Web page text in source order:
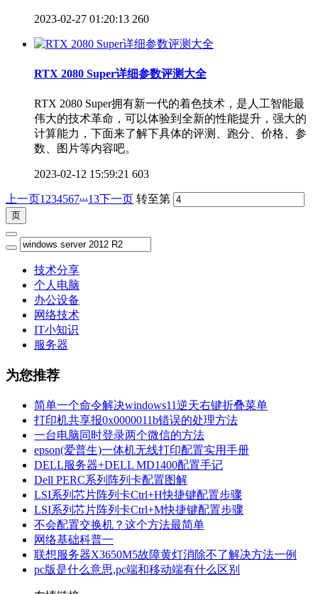
2023-02-27 01:20:13 260
RTX 2080 Super详细参数评测大全
RTX 2080 Super拥有新一代的着色技术，是人工智能最
伟大的技术革命，可以体验到全新的性能提升，强大的
计算能力，下面来了解下具体的评测、跑分、价格、参
数、图片等内容吧。
2023-02-12 15:59:21 603
上一页1 234567...13下一页 转至第
技术分享
个人电脑
办公设备
网络技术
IT小知识
服务器
为您推荐
简单一个命令解决windows11逆天右键折叠菜单
打印机共享报0x0000011b错误的处理方法
一台电脑同时登录两个微信的方法
epson(爱普生)一体机无线打印配置实用手册
DELL服务器+DELL MD1400配置手记
Dell PERC系列阵列卡配置图解
LSI系列芯片阵列卡Ctrl+H快捷键配置步骤
LSI系列芯片阵列卡Ctrl+M快捷键配置步骤
不会配置交换机？这个方法最简单
网络基础科普一
联想服务器X3650M5故障黄灯消除不了解决方法一例
pc版是什么意思,pc端和移动端有什么区别